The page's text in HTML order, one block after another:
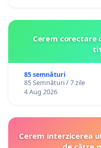
Cerem corectare
85 semnături
85 Semnături / 7 zile
4 Aug 2026
Cerem interzicerea